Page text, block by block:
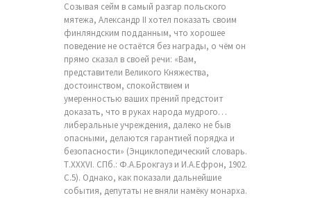
Созывая сейм в самый разгар польского
мятежа, Александр II хотел показать своим
финляндским подданным, что хорошее
поведение не остаётся без награды, о чём он
прямо сказал в своей речи: «Вам,
представители Великого Княжества,
достоинством, спокойствием и
умеренностью ваших прений предстоит
доказать, что в руках народа мудрого…
либеральные учреждения, далеко не быв
опасными, делаются гарантией порядка и
безопасности» (Энциклопедический словарь.
Т.XXXVI. СПб.: Ф.А.Брокгауз и И.А.Ефрон, 1902.
С.5). Однако, как показали дальнейшие
события, депутаты не вняли намёку монарха.